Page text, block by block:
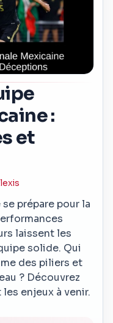
:
et
prépare pour la
laissent les
solide. Qui
des piliers et
? Découvrez
enjeux à venir.